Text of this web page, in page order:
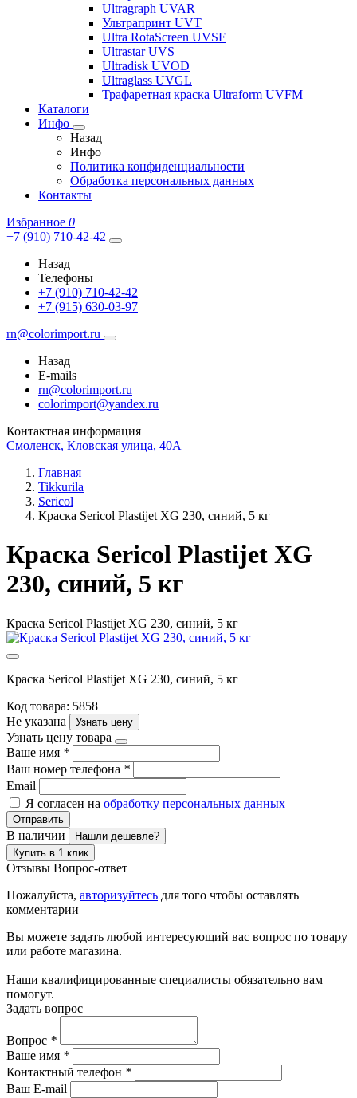
Ultragraph UVAR
Ультрапринт UVT
Ultra RotaScreen UVSF
Ultrastar UVS
Ultradisk UVOD
Ultraglass UVGL
Трафаретная краска Ultraform UVFM
Каталоги
Инфо
Назад
Инфо
Политика конфиденциальности
Обработка персональных данных
Контакты
Избранное 0
+7 (910) 710-42-42
Назад
Телефоны
+7 (910) 710-42-42
+7 (915) 630-03-97
rn@colorimport.ru
Назад
E-mails
rn@colorimport.ru
colorimport@yandex.ru
Контактная информация
Смоленск, Кловская улица, 40А
Главная
Tikkurila
Sericol
Краска Sericol Plastijet XG 230, синий, 5 кг
Краска Sericol Plastijet XG
230, синий, 5 кг
Краска Sericol Plastijet XG 230, синий, 5 кг
Краска Sericol Plastijet XG 230, синий, 5 кг
Код товара: 5858
Не указана
Узнать цену
Узнать цену товара
Ваше имя *
Ваш номер телефона *
Email
Я согласен на обработку персональных данных
Отправить
В наличии
Нашли дешевле?
Купить в 1 клик
Отзывы Вопрос-ответ
Пожалуйста, авторизуйтесь для того чтобы оставлять
комментарии
Вы можете задать любой интересующий вас вопрос по товару
или работе магазина.
Наши квалифицированные специалисты обязательно вам
помогут.
Задать вопрос
Вопрос *
Ваше имя *
Контактный телефон *
Ваш E-mail